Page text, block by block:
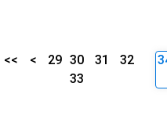
<< < 29 30 31
32
33